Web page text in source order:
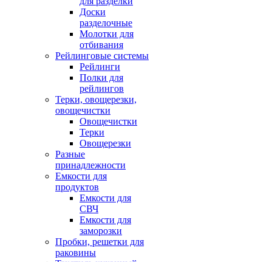
Доски
разделочные
Молотки для
отбивания
Рейлинговые системы
Рейлинги
Полки для
рейлингов
Терки, овощерезки,
овощечистки
Овощечистки
Терки
Овощерезки
Разные
принадлежности
Емкости для
продуктов
Емкости для
СВЧ
Емкости для
заморозки
Пробки, решетки для
раковины